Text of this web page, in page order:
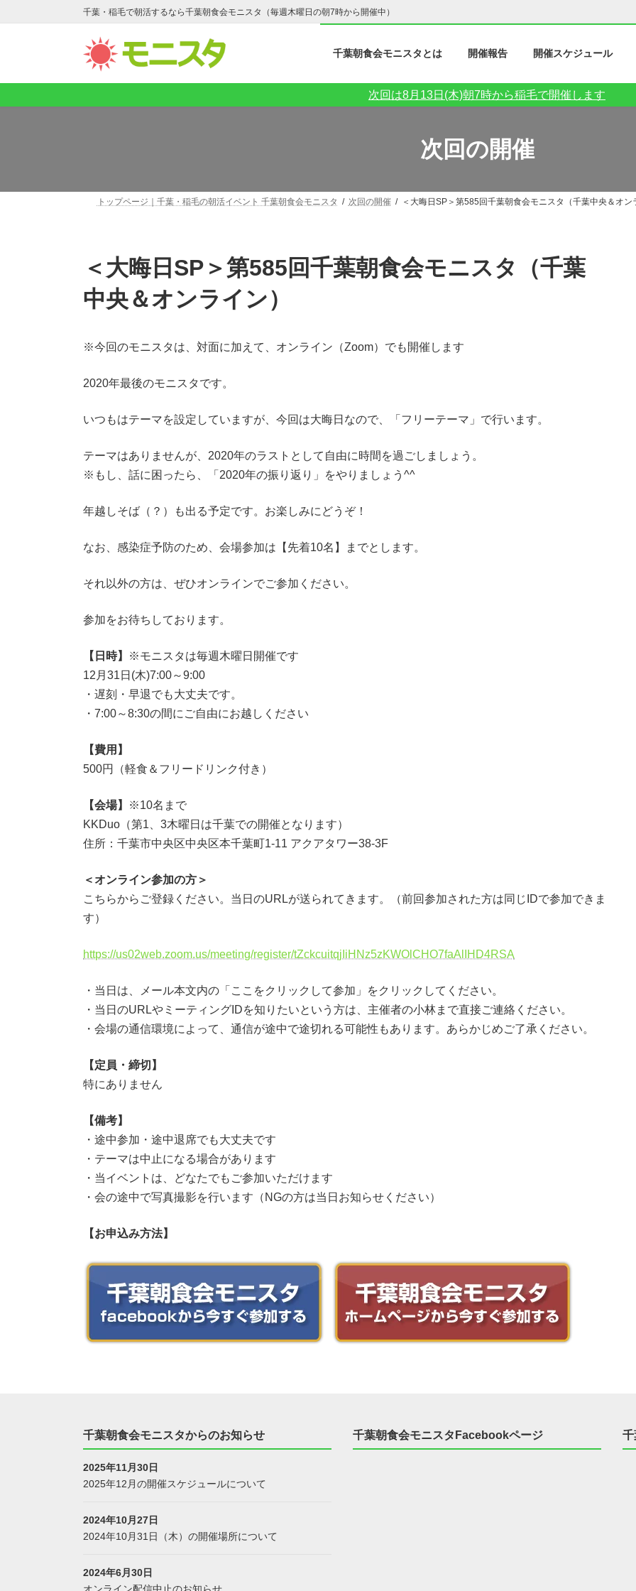
ン
へ
キ
ビ
ョ
に
千葉・稲毛で朝活するなら千葉朝食会モニスタ（毎週木曜日の朝7時から開催中）
千葉朝食会モニスタとは 開催報告 開催スケジュール
次回は8月13日(木)朝7時から稲毛で開催します
次回の開催
トップページ｜千葉・稲毛の朝活イベント 千葉朝食会モニスタ 次回の開催 ＜大晦日SP＞第585回千葉朝食会モニスタ（千葉中央＆オン
＜大晦日SP＞第585回千葉朝食会モニスタ（千葉
中央＆オンライン）
※今回のモニスタは、対面に加えて、オンライン（Zoom）でも開催します
2020年最後のモニスタです。
いつもはテーマを設定していますが、今回は大晦日なので、「フリーテーマ」で行います。
テーマはありませんが、2020年のラストとして自由に時間を過ごしましょう。
※もし、話に困ったら、「2020年の振り返り」をやりましょう^^
年越しそば（？）も出る予定です。お楽しみにどうぞ！
なお、感染症予防のため、会場参加は【先着10名】までとします。
それ以外の方は、ぜひオンラインでご参加ください。
参加をお待ちしております。
【日時】
※モニスタは毎週木曜日開催です
12月31日(木)7:00～9:00
・遅刻・早退でも大丈夫です。
・7:00～8:30の間にご自由にお越しください
【費用】
500円（軽食＆フリードリンク付き）
【会場】
※10名まで
KKDuo（第1、3木曜日は千葉での開催となります）
住所：千葉市中央区中央区本千葉町1-11 アクアタワー38-3F
＜オンライン参加の方＞
こちらからご登録ください。当日のURLが送られてきます。（前回参加された方は同じIDで参加できま
す）
https://us02web.zoom.us/meeting/register/tZckcuitqjIiHNz5zKWOlCHO7faAlIHD4RSA
・当日は、メール本文内の「ここをクリックして参加」をクリックしてください。
・当日のURLやミーティングIDを知りたいという方は、主催者の小林まで直接ご連絡ください。
・会場の通信環境によって、通信が途中で途切れる可能性もあります。あらかじめご了承ください。
【定員・締切】
特にありません
【備考】
・途中参加・途中退席でも大丈夫です
・テーマは中止になる場合があります
・当イベントは、どなたでもご参加いただけます
・会の途中で写真撮影を行います（NGの方は当日お知らせください）
【お申込み方法】
千葉朝食会モニスタからのお知らせ
2025年11月30日
2025年12月の開催スケジュールについて
2024年10月27日
2024年10月31日（木）の開催場所について
2024年6月30日
千葉朝食会モニスタFacebookページ 千